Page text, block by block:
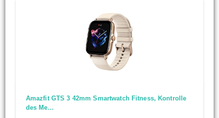
Amazfit GTS 3 42mm Smartwatch Fitness, Kontrolle
des Me...